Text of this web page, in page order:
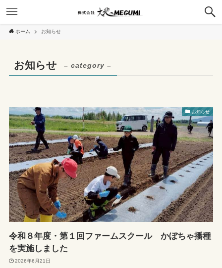
ホーム お知らせ
お知らせ – category –
お知らせ
令和８年度・第１回ファームスクール かぼちゃ播種
を実施しました
2026年6月21日